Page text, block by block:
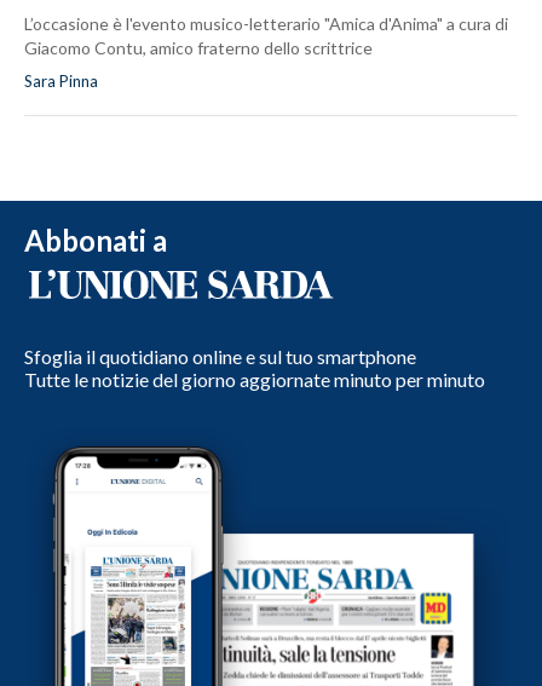
L’occasione è l'evento musico-letterario "Amica d'Anima" a cura di
Giacomo Contu, amico fraterno dello scrittrice
Sara Pinna
Abbonati a
Sfoglia il quotidiano online e sul tuo smartphone
Tutte le notizie del giorno aggiornate minuto per minuto